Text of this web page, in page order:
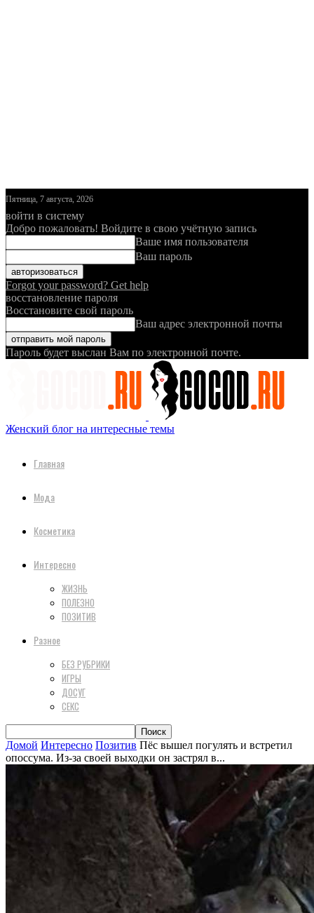
Пятница, 7 августа, 2026
войти в систему
Добро пожаловать! Войдите в свою учётную запись
Ваше имя пользователя
Ваш пароль
Forgot your password? Get help
восстановление пароля
Восстановите свой пароль
Ваш адрес электронной почты
Пароль будет выслан Вам по электронной почте.
Женский блог на интересные темы
Главная
Мода
Косметика
Интересно
ЖИЗНЬ
ПОЛЕЗНО
ПОЗИТИВ
Разное
БЕЗ РУБРИКИ
ИГРЫ
ДОСУГ
СЕКС
Домой Интересно Позитив Пёс вышел погулять и встретил
опоссума. Из-за своей выходки он застрял в...